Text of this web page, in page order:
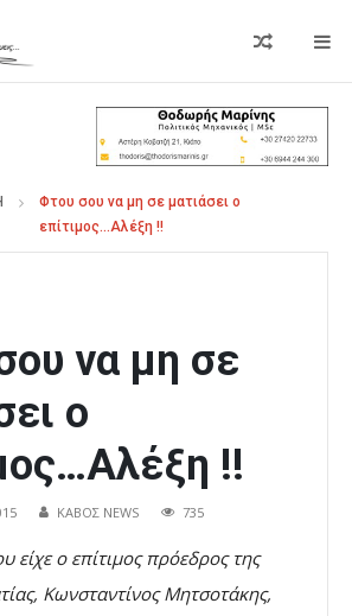
Φτου σου να μη σε ματιάσει ο
επίτιμος…Αλέξη !!
να μη σε
ο
!!
ΚΑΒΟΣ NEWS 735
είχε ο επίτιμος πρόεδρος της
Κωνσταντίνος Μητσοτάκης,